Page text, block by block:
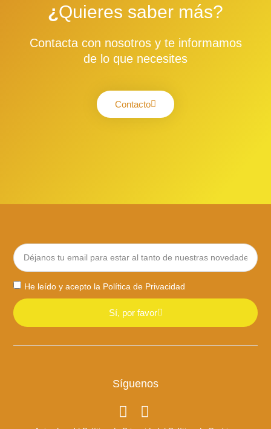
¿ Quieres saber más?
Contacta con nosotros y te informamos
de lo que necesites
Contacto
He leído y acepto la Política de Privacidad
Sí, por favor
Síguenos